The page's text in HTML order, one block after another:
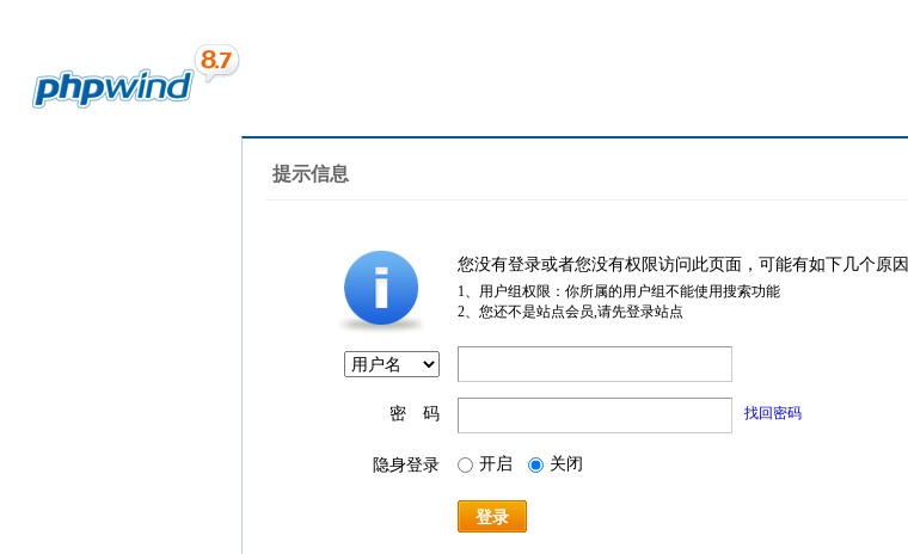
提示信息
您没有登录或者您没有权限访问此页面，可能有如下几个原因
1、用户组权限：你所属的用户组不能使用搜索功能
2、您还不是站点会员,请先登录站点
密 码 找回密码
隐身登录 开启 关闭
登录